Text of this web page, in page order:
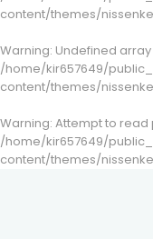
content/themes/
Warning: Undefined array
/home/kir657649/
content/themes/
Warning: Attempt to read
/home/kir657649/
content/themes/